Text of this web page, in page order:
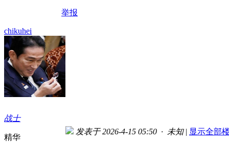
举报
chikuhei
战士
精华
发表于 2026-4-15 05:50 · 未知 | 显示全部